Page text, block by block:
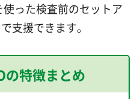
使った検査前のセットア
支援できます。
の特徴まとめ